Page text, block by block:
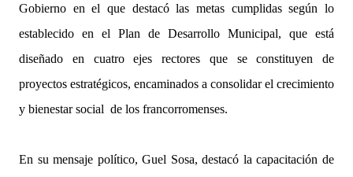
Gobierno en el que destacó las metas cumplidas según lo
establecido en el Plan de Desarrollo Municipal, que está
diseñado en cuatro ejes rectores que se constituyen de
proyectos estratégicos, encaminados a consolidar el crecimiento
y bienestar social de los francorromenses.
En su mensaje político, Guel Sosa, destacó la capacitación de